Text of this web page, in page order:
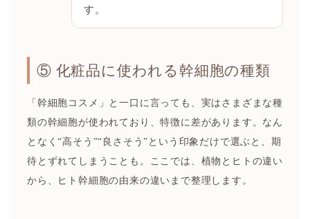
す。
⑤ 化粧品に使われる幹細胞の種類
「幹細胞コスメ」と一口に言っても、実はさまざまな種
類の幹細胞が使われており、特徴に差があります。なん
となく“高そう”“良さそう”という印象だけで選ぶと、期
待とずれてしまうことも。ここでは、植物とヒトの違い
から、ヒト幹細胞の由来の違いまで整理します。